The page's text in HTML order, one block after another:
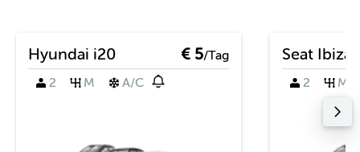
Hyundai i20 € 5/Tag
2
M A/C
Seat Ibiza
2 M